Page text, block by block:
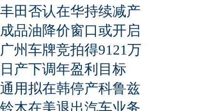
丰田否认在华持续减产
成品油降价窗口或开启
广州车牌竞拍得9121万
日产下调年盈利目标
通用拟在韩停产科鲁兹
铃木在美退出汽车业务